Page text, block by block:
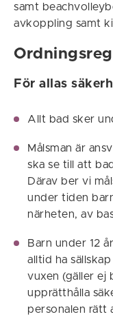
samt
avkoppling samt
För allas
Allt bad sker
Målsman är
ska se till att
Därav ber vi
under tiden
närheten, av
Barn under 12
alltid ha
vuxen (gäller ej
upprätthålla
personalen rätt